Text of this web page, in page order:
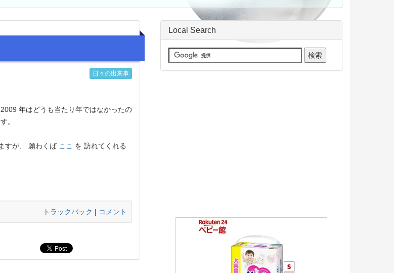
日々の出来事
年はどうも当たり年ではなかったの
。
すが、 願わくば ここ を 訪れてくれる
トラックバック | コメント
Local Search